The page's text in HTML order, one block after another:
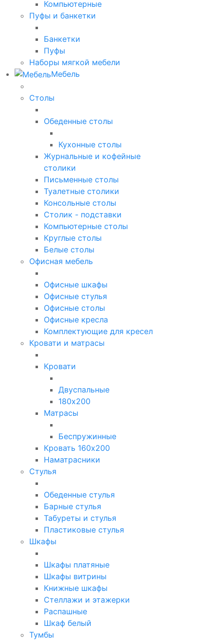
Компьютерные
Пуфы и банкетки
Банкетки
Пуфы
Наборы мягкой мебели
Мебель
Столы
Обеденные столы
Кухонные столы
Журнальные и кофейные
столики
Письменные столы
Туалетные столики
Консольные столы
Столик - подставки
Компьютерные столы
Круглые столы
Белые столы
Офисная мебель
Офисные шкафы
Офисные стулья
Офисные столы
Офисные кресла
Комплектующие для кресел
Кровати и матрасы
Кровати
Двуспальные
180х200
Матрасы
Беспружинные
Кровать 160х200
Наматрасники
Стулья
Обеденные стулья
Барные стулья
Табуреты и стулья
Пластиковые стулья
Шкафы
Шкафы платяные
Шкафы витрины
Книжные шкафы
Стеллажи и этажерки
Распашные
Шкаф белый
Тумбы